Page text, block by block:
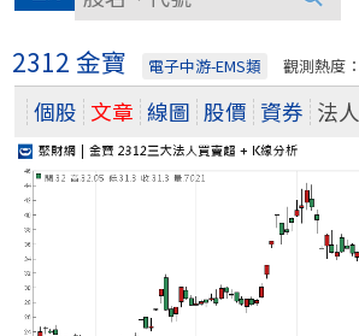
2312 金寶 電子中游-EMS類 觀測熱度：
個股 文章 線圖 股價 資券 法人